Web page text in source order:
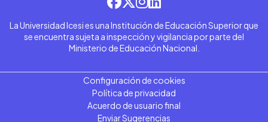
La Universidad Icesi es una Institución de Educación Superior que
se encuentra sujeta a inspección y vigilancia por parte del
Ministerio de Educación Nacional.
Configuración de cookies
Política de privacidad
Acuerdo de usuario final
Enviar Sugerencias